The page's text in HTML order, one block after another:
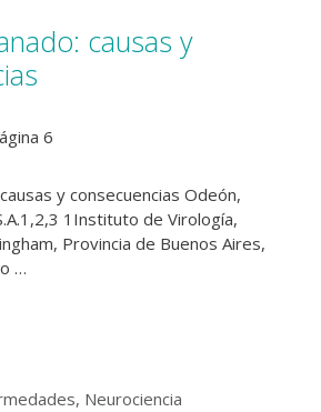
causas y
6
y consecuencias Odeón,
1Instituto de Virología,
Provincia de Buenos Aires,
…
, Neurociencia